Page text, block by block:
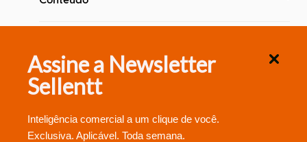
Assine a Newsletter
Sellentt
Inteligência comercial a um clique de você.
Exclusiva. Aplicável. Toda semana.